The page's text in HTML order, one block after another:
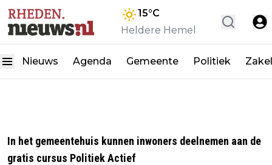
15°C
Heldere Hemel
Nieuws Agenda Gemeente Politiek
In het gemeentehuis kunnen inwoners deelnemen aan de
gratis cursus Politiek Actief